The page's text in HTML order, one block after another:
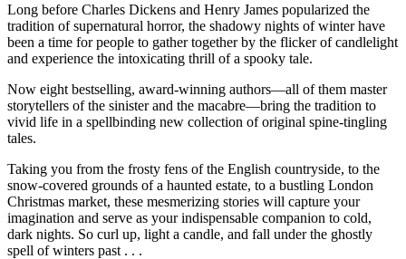
Long before Charles Dickens and Henry James popularized the
tradition of supernatural horror, the shadowy nights of winter have
been a time for people to gather together by the flicker of candlelight
and experience the intoxicating thrill of a spooky tale.
Now eight bestselling, award-winning authors—all of them master
storytellers of the sinister and the macabre—bring the tradition to
vivid life in a spellbinding new collection of original spine-tingling
tales.
Taking you from the frosty fens of the English countryside, to the
snow-covered grounds of a haunted estate, to a bustling London
Christmas market, these mesmerizing stories will capture your
imagination and serve as your indispensable companion to cold,
dark nights. So curl up, light a candle, and fall under the ghostly
spell of winters past . . .